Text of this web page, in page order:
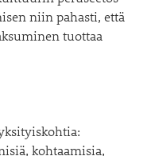
niin pahasti, että
tuottaa
kohtaamisia,